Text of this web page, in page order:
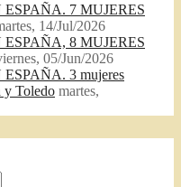
7 MUJERES
14/Jul/2026
8 MUJERES
05/Jun/2026
3 mujeres
y Toledo martes,